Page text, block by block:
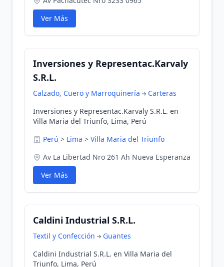
Ver Más
Inversiones y Representac.Karvaly
S.R.L.
Calzado, Cuero y Marroquinería
Carteras
Inversiones y Representac.Karvaly S.R.L. en
Villa Maria del Triunfo, Lima, Perú
Perú > Lima > Villa Maria del Triunfo
Av La Libertad Nro 261 Ah Nueva Esperanza
Ver Más
Caldini Industrial S.R.L.
Textil y Confección
Guantes
Caldini Industrial S.R.L. en Villa Maria del
Triunfo, Lima, Perú